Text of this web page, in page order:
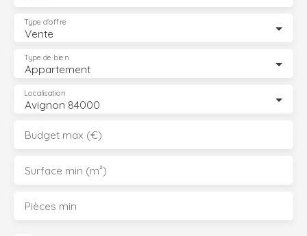
Vente
Type d'offre
Appartement
Type de bien
Avignon 84000
Localisation
Budget max (€)
Surface min (m²)
Pièces min